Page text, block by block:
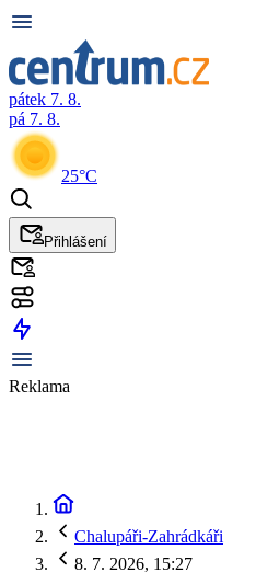
pátek 7. 8.
pá 7. 8.
25°C
Přihlášení
Reklama
Chalupáři-Zahrádkáři
8. 7. 2026, 15:27